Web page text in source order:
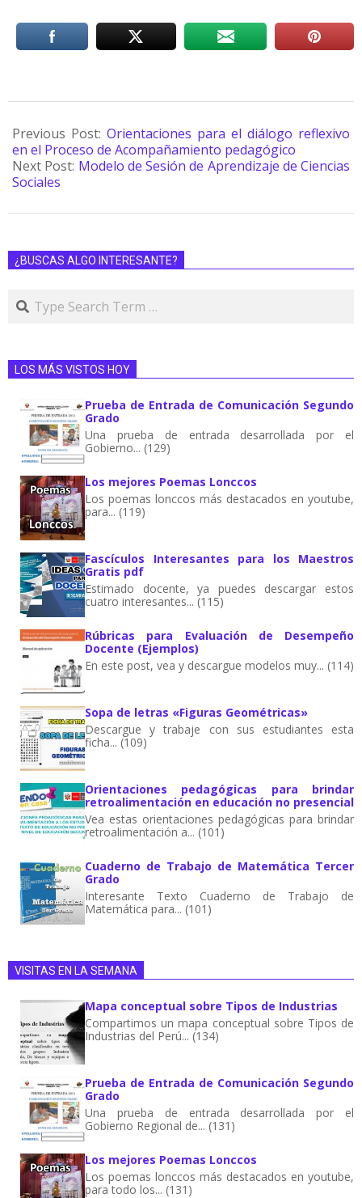
Previous Post: Orientaciones para el diálogo reflexivo
en el Proceso de Acompañamiento pedagógico
Next Post: Modelo de Sesión de Aprendizaje de Ciencias
Sociales
¿BUSCAS ALGO INTERESANTE?
LOS MÁS VISTOS HOY
Prueba de Entrada de Comunicación Segundo
Grado
Una prueba de entrada desarrollada por el
Gobierno... (129)
Los mejores Poemas Lonccos
Los poemas lonccos más destacados en youtube,
para... (119)
Fascículos Interesantes para los Maestros
Gratis pdf
Estimado docente, ya puedes descargar estos
cuatro interesantes... (115)
Rúbricas para Evaluación de Desempeño
Docente (Ejemplos)
En este post, vea y descargue modelos muy... (114)
Sopa de letras «Figuras Geométricas»
Descargue y trabaje con sus estudiantes esta
ficha... (109)
Orientaciones pedagógicas para brindar
retroalimentación en educación no presencial
Vea estas orientaciones pedagógicas para brindar
retroalimentación a... (101)
Cuaderno de Trabajo de Matemática Tercer
Grado
Interesante Texto Cuaderno de Trabajo de
Matemática para... (101)
VISITAS EN LA SEMANA
Mapa conceptual sobre Tipos de Industrias
Compartimos un mapa conceptual sobre Tipos de
Industrias del Perú... (134)
Prueba de Entrada de Comunicación Segundo
Grado
Una prueba de entrada desarrollada por el
Gobierno Regional de... (131)
Los mejores Poemas Lonccos
Los poemas lonccos más destacados en youtube,
para todo los... (131)